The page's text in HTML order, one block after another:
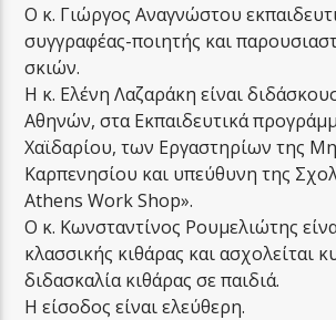
Ο κ. Γιώργος Αναγνώστου
συγγραφέας-ποιητής και
σκιών.
Η κ. Ελένη Λαζαράκη είναι
Αθηνών, στα Εκπαιδευτικά
Χαϊδαρίου, των Εργαστηρίων της
Καρπενησίου και υπεύθυνη της
Αthens Work Shop».
Ο κ. Κωνσταντίνος Ρουμελιώτης
κλασσικής κιθάρας και ασχολείται
διδασκαλία κιθάρας σε παιδιά.
Η είσοδος είναι ελεύθερη.